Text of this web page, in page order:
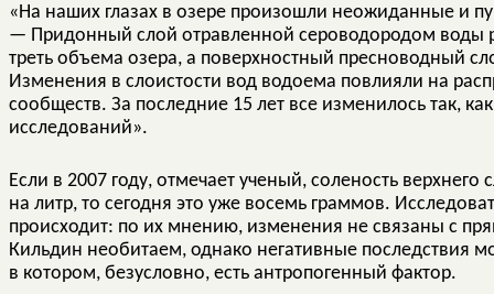
«На наших глазах в озере произошли неожиданные и
— Придонный слой отравленной сероводородом воды
треть объема озера, а поверхностный пресноводный
Изменения в слоистости вод водоема повлияли на
сообществ. За последние 15 лет все изменилось так,
исследований».
Если в 2007 году, отмечает ученый, соленость
на литр, то сегодня это уже восемь граммов.
происходит: по их мнению, изменения не связаны с
Кильдин необитаем, однако негативные последствия
в котором, безусловно, есть антропогенный фактор.